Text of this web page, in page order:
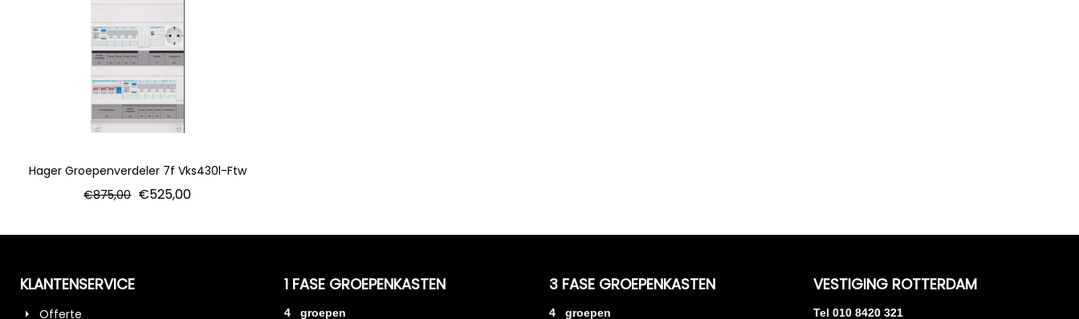
Hager Groepenverdeler 7f Vks430l-Ftw
€875,00 €525,00
KLANTENSERVICE
Offerte
1 FASE GROEPENKASTEN
4 groepen
3 FASE GROEPENKASTEN
4 groepen
VESTIGING ROTTERDAM
Tel 010 8420 321